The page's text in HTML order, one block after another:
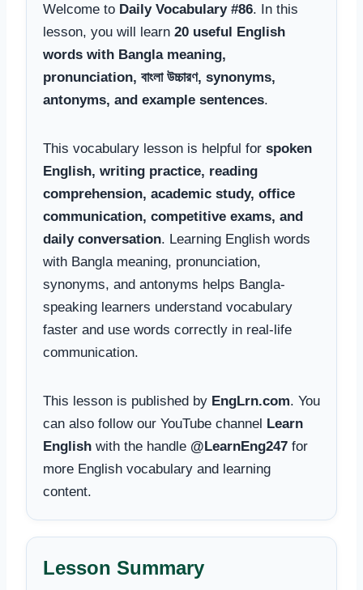
Welcome to Daily Vocabulary #86. In this
lesson, you will learn 20 useful English
words with Bangla meaning,
pronunciation, বাংলা উচ্চারণ, synonyms,
antonyms, and example sentences.
This vocabulary lesson is helpful for spoken
English, writing practice, reading
comprehension, academic study, office
communication, competitive exams, and
daily conversation. Learning English words
with Bangla meaning, pronunciation,
synonyms, and antonyms helps Bangla-
speaking learners understand vocabulary
faster and use words correctly in real-life
communication.
This lesson is published by EngLrn.com. You
can also follow our YouTube channel Learn
English with the handle @LearnEng247 for
more English vocabulary and learning
content.
Lesson Summary